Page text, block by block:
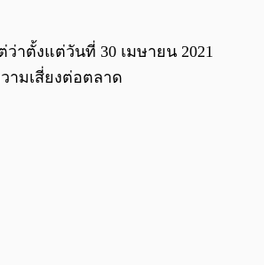
าตั้งแต่วันที่ 30 เมษายน 2021
ามเสี่ยงต่อตลาด